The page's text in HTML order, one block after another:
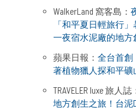
WalkerLand 窩客島：
「和平夏日輕旅行
一夜宿水泥廠的地方
蘋果日報： 全台首
著植物獵人探和平礦
TRAVELER luxe 旅人誌
地方創生之旅！台泥